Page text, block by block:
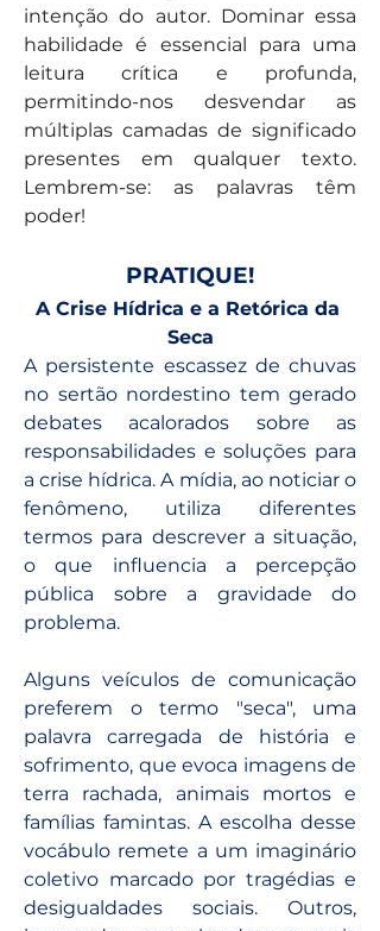
intenção do autor. Dominar essa
habilidade é essencial para uma
leitura crítica e profunda,
permitindo-nos desvendar as
múltiplas camadas de significado
presentes em qualquer texto.
Lembrem-se: as palavras têm
poder!
PRATIQUE!
A Crise Hídrica e a Retórica da
Seca
A persistente escassez de chuvas
no sertão nordestino tem gerado
debates acalorados sobre as
responsabilidades e soluções para
a crise hídrica. A mídia, ao noticiar o
fenômeno, utiliza diferentes
termos para descrever a situação,
o que influencia a percepção
pública sobre a gravidade do
problema.
Alguns veículos de comunicação
preferem o termo "seca", uma
palavra carregada de história e
sofrimento, que evoca imagens de
terra rachada, animais mortos e
famílias famintas. A escolha desse
vocábulo remete a um imaginário
coletivo marcado por tragédias e
desigualdades sociais. Outros,